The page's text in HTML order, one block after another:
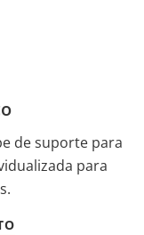
de suporte para
para